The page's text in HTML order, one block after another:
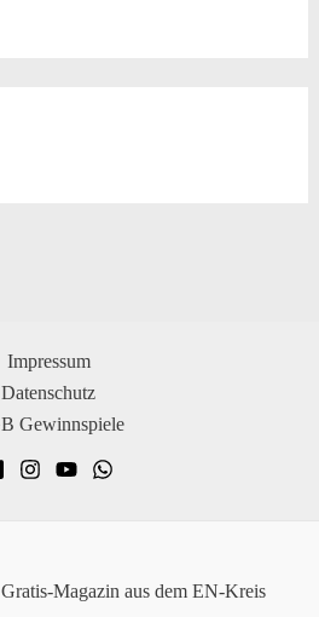
Impressum
Datenschutz
Gewinnspiele
Gratis-Magazin aus dem EN-Kreis